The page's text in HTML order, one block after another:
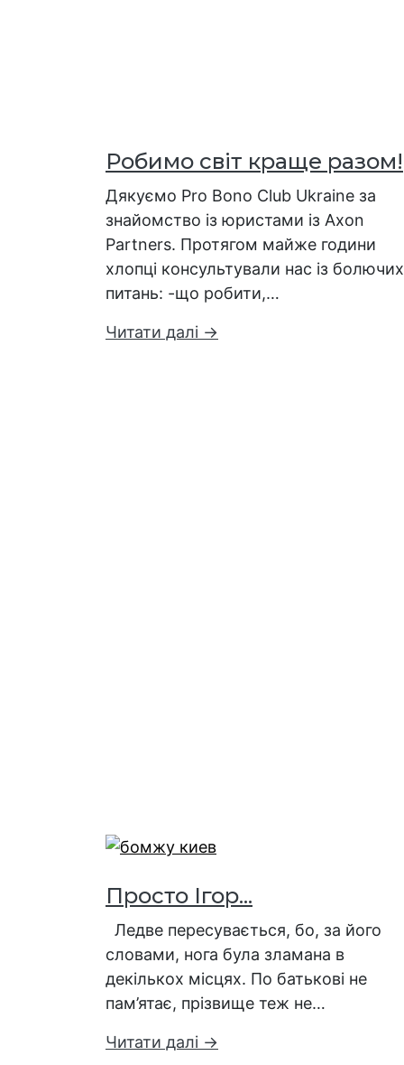
Робимо світ краще разом!
Дякуємо Pro Bono Club Ukraine за
знайомство із юристами із Axon
Partners. Протягом майже години
хлопці консультували нас із болючих
питань: -що робити,…
Читати далі →
Просто Ігор...
Ледве пересувається, бо, за його
словами, нога була зламана в
декількох місцях. По батькові не
пам’ятає, прізвище теж не…
Читати далі →